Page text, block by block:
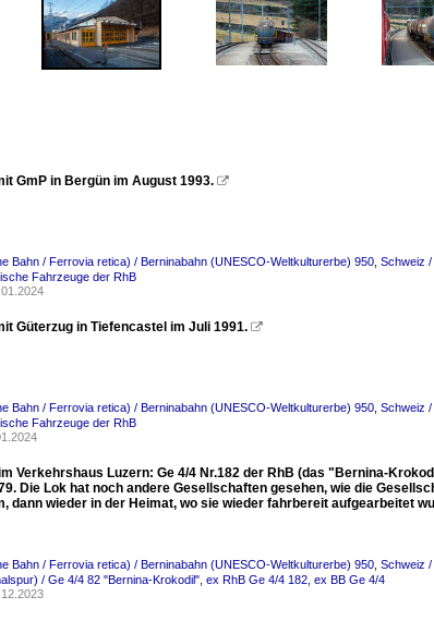
GmP in Bergün im August 1993. 
Bahn / Ferrovia retica) / Berninabahn (UNESCO-Weltkulturerbe) 950 Schweiz
Fahrzeuge der RhB
Güterzug in Tiefencastel im Juli 1991. 
Bahn / Ferrovia retica) / Berninabahn (UNESCO-Weltkulturerbe) 950 Schweiz
Fahrzeuge der RhB
Verkehrshaus Luzern: Ge 4/4 Nr.182 der RhB (das "Bernina-
Die Lok hat noch andere Gesellschaften gesehen, wie die
dann wieder in der Heimat, wo sie wieder fahrbereit aufgearbeitet
Bahn / Ferrovia retica) / Berninabahn (UNESCO-Weltkulturerbe) 950 Schweiz
/ Ge 4/4 82 "Bernina-Krokodil", ex RhB Ge 4/4 182, ex BB Ge 4/4